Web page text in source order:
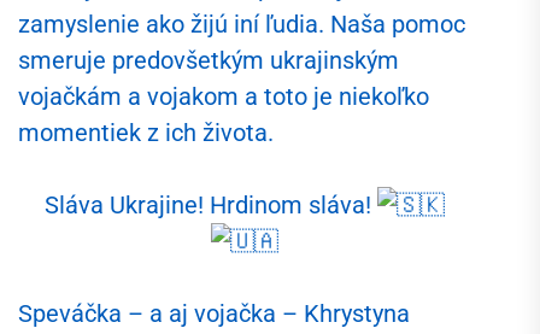
zamyslenie ako žijú iní ľudia. Naša pomoc
smeruje predovšetkým ukrajinským
vojačkám a vojakom a toto je niekoľko
momentiek z ich života.
Sláva Ukrajine! Hrdinom sláva!
Speváčka – a aj vojačka – Khrystyna